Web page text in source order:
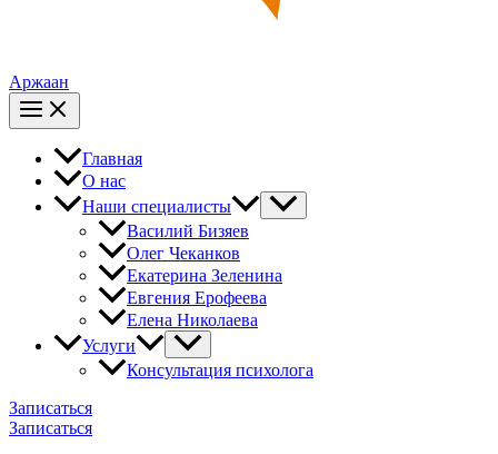
Аржаан
Главная
О нас
Наши специалисты
Василий Бизяев
Олег Чеканков
Екатерина Зеленина
Евгения Ерофеева
Елена Николаева
Услуги
Консультация психолога
Записаться
Записаться